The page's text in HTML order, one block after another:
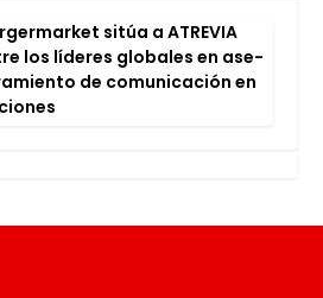
sitúa a ATRE­VIA
los líde­res glo­ba­les en ase­
de comu­ni­ca­ción en